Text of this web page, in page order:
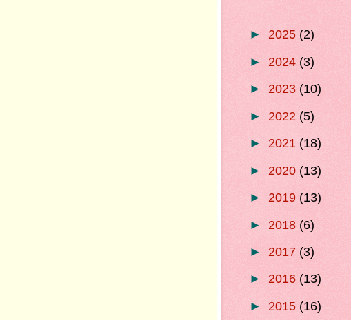
► 2025 (2)
► 2024 (3)
► 2023 (10)
► 2022 (5)
► 2021 (18)
► 2020 (13)
► 2019 (13)
► 2018 (6)
► 2017 (3)
► 2016 (13)
► 2015 (16)